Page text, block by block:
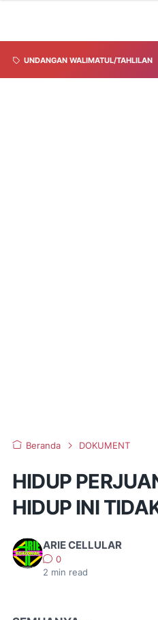
UNDANGAN WALIMATUL/TAHLILAN
Beranda DOKUMENT
HIDUP
HIDUP INI
ARIE CELLULAR
0
2 min read